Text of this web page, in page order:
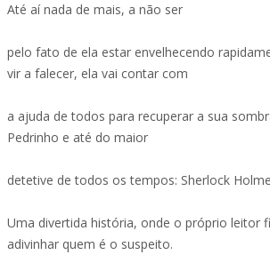
Até aí nada de mais, a não ser
pelo fato de ela estar envelhecendo
vir a falecer, ela vai contar com
a ajuda de todos para recuperar a sua
Pedrinho e até do maior
detetive de todos os tempos: Sherlock
Uma divertida história, onde o próprio leitor
adivinhar quem é o suspeito.